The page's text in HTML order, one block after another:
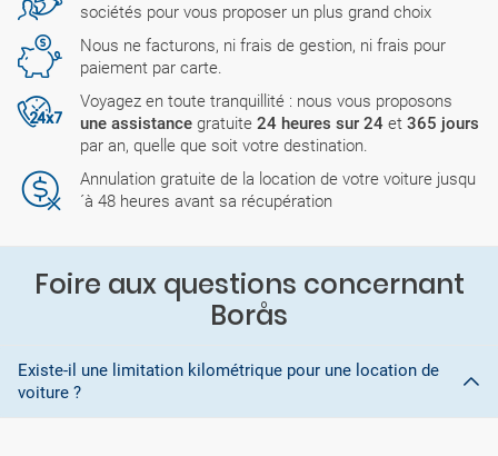
sociétés pour vous proposer un plus grand choix
Nous ne facturons, ni frais de gestion, ni frais pour
paiement par carte.
Voyagez en toute tranquillité : nous vous proposons
une assistance gratuite 24 heures sur 24 et 365 jours
par an, quelle que soit votre destination.
Annulation gratuite de la location de votre voiture jusqu
´à 48 heures avant sa récupération
Foire aux questions concernant
Borås
Existe-il une limitation kilométrique pour une location de
voiture ?